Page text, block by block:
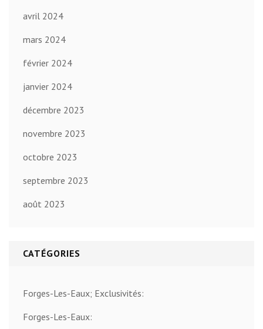
avril 2024
mars 2024
février 2024
janvier 2024
décembre 2023
novembre 2023
octobre 2023
septembre 2023
août 2023
CATÉGORIES
Forges-Les-Eaux; Exclusivités:
Forges-Les-Eaux: